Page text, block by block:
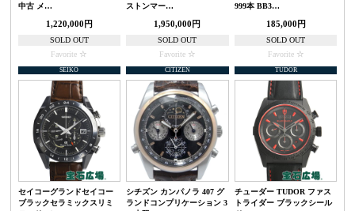
中古 メ…
1,220,000円
SOLD OUT
Favorite
ストンマー…
1,950,000円
SOLD OUT
Favorite
999本 BB3…
185,000円
SOLD OUT
Favorite
SEIKO
セイコーグランドセイコー
ブラックセラミックスリミ
CITIZEN
シチズン カンパノラ 407 グ
ランドコンプリケーション 3
TUDOR
チューダー TUDOR ファス
トライダー ブラックシール